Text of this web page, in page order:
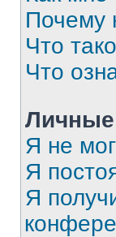
Почему
Что
Что
Я не
Я
Я